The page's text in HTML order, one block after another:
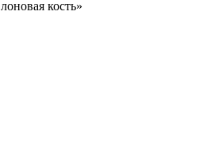
кость»